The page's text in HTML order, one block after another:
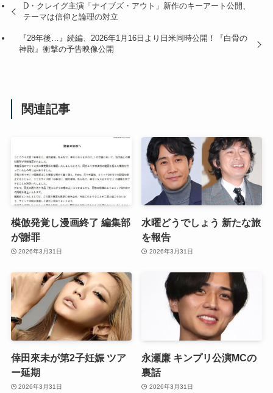
D・クレイグ主演「ナイブズ・アウト」新作のキーアート公開、
テーマは信仰と論理の対立
『28年後…』続編、2026年1月16日より日米同時公開！『白骨の
神殿』衝撃の予告映像公開
関連記事
模倣発覚し漫画終了 編集部
が謝罪
2026年3月31日
水曜どうでしょう 新たな旅
を報告
2026年3月31日
倖田來未が第2子妊娠 ツア
ー延期
2026年3月31日
永瀬廉 キンプリ公演MCの
裏話
2026年3月31日